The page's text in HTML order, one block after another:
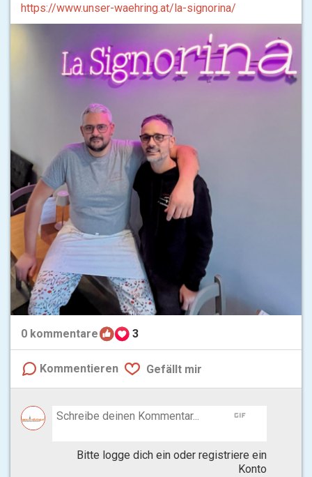
https://www.unser-waehring.at/la-signorina/
0 kommentare 3
Kommentieren Gefällt mir
gif
Bitte logge dich ein oder registriere ein
Konto